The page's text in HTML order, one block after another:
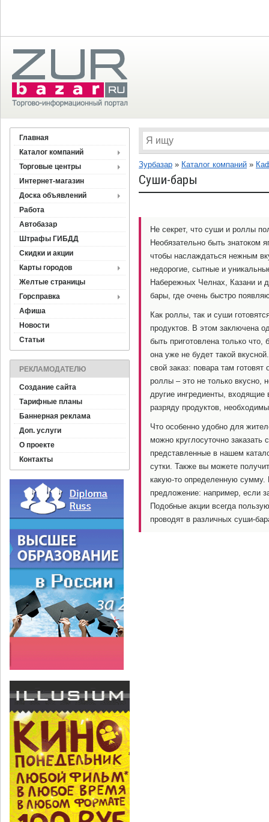
Главная
Каталог компаний
Торговые центры
Интернет-магазин
Доска объявлений
Работа
Автобазар
Штрафы ГИБДД
Скидки и акции
Карты городов
Желтые страницы
Горсправка
Афиша
Новости
Статьи
РЕКЛАМОДАТЕЛЮ
Создание сайта
Тарифные планы
Баннерная реклама
Доп. услуги
О проекте
Контакты
Зурбазар » Каталог компаний »
Суши-бары
Не секрет, что суши и роллы
Необязательно быть знатоком
чтобы наслаждаться нежным
недорогие, сытные и
Набережных Челнах, Казани и
бары, где очень быстро
Как роллы, так и суши
продуктов. В этом заключена
быть приготовлена только что,
она уже не будет такой
свой заказ: повара там
роллы – это не только вкусно,
другие ингредиенты, входящие
разряду продуктов,
Что особенно удобно для
можно круглосуточно
представленные в нашем
сутки. Также вы можете
какую-то определенную
предложение: например, если
Подобные акции всегда
проводят в различных суши-